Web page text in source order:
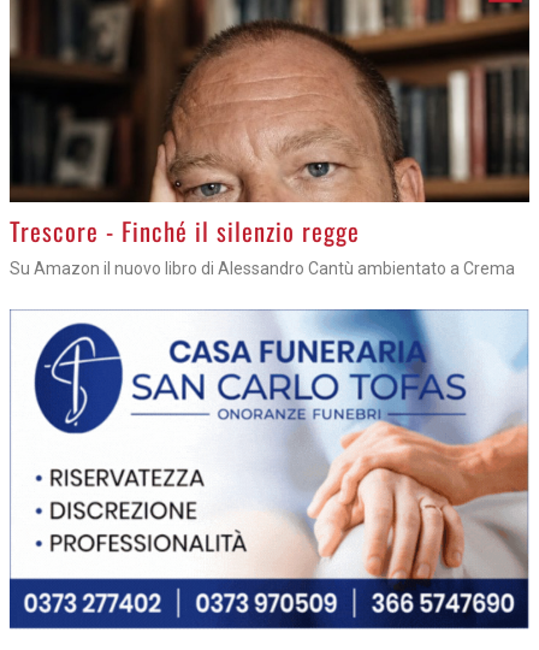
Trescore - Finché il silenzio regge
Su Amazon il nuovo libro di Alessandro Cantù ambientato a Crema